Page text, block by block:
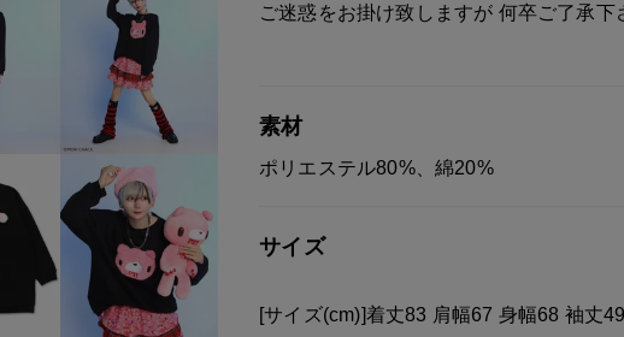
ご迷惑をお掛け致しますが 何卒ご了承下
素材
ポリエステル80%、綿20%
サイズ
[サイズ(cm)]着丈83 肩幅67 身幅68 袖丈49